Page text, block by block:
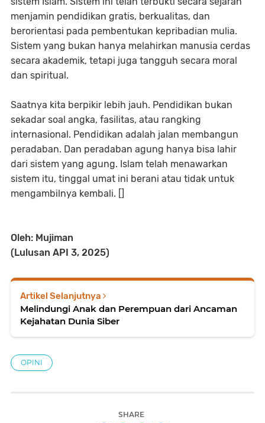
menjamin pendidikan gratis, berkualitas, dan
berorientasi pada pembentukan kepribadian mulia.
Sistem yang bukan hanya melahirkan manusia cerdas
secara akademik, tetapi juga tangguh secara moral
dan spiritual.
Saatnya kita berpikir lebih jauh. Pendidikan bukan
sekadar soal angka, fasilitas, atau rangking
internasional. Pendidikan adalah jalan membangun
peradaban. Dan peradaban agung hanya bisa lahir
dari sistem yang agung. Islam telah menawarkan
sistem itu, tinggal umat ini berani atau tidak untuk
mengambilnya kembali. []
Oleh: Mujiman
(Lulusan API 3, 2025)
Artikel Selanjutnya
Melindungi Anak dan Perempuan dari Ancaman
Kejahatan Dunia Siber
OPINI
SHARE